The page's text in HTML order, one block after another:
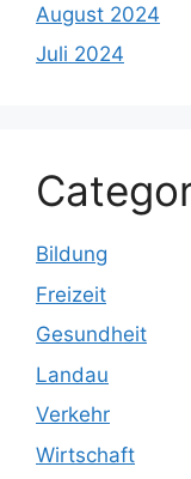
August 2024
Juli 2024
Bildung
Freizeit
Gesundheit
Landau
Verkehr
Wirtschaft